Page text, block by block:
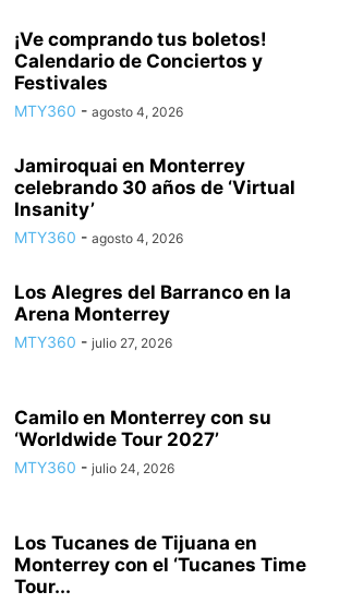
¡Ve comprando tus boletos!
Calendario de Conciertos y
Festivales
MTY360 - agosto 4, 2026
Jamiroquai en Monterrey
celebrando 30 años de ‘Virtual
Insanity’
MTY360 - agosto 4, 2026
Los Alegres del Barranco en la
Arena Monterrey
MTY360 - julio 27, 2026
Camilo en Monterrey con su
‘Worldwide Tour 2027’
MTY360 - julio 24, 2026
Los Tucanes de Tijuana en
Monterrey con el ‘Tucanes Time
Tour...